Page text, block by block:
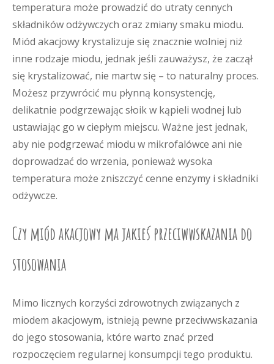
temperatura może prowadzić do utraty cennych
składników odżywczych oraz zmiany smaku miodu.
Miód akacjowy krystalizuje się znacznie wolniej niż
inne rodzaje miodu, jednak jeśli zauważysz, że zaczął
się krystalizować, nie martw się – to naturalny proces.
Możesz przywrócić mu płynną konsystencję,
delikatnie podgrzewając słoik w kąpieli wodnej lub
ustawiając go w ciepłym miejscu. Ważne jest jednak,
aby nie podgrzewać miodu w mikrofalówce ani nie
doprowadzać do wrzenia, ponieważ wysoka
temperatura może zniszczyć cenne enzymy i składniki
odżywcze.
Czy miód akacjowy ma jakieś przeciwwskazania do
stosowania
Mimo licznych korzyści zdrowotnych związanych z
miodem akacjowym, istnieją pewne przeciwwskazania
do jego stosowania, które warto znać przed
rozpoczęciem regularnej konsumpcji tego produktu.